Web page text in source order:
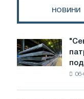
НОВИНИ
"Северсталь"
підтримала
патріотичну
06-